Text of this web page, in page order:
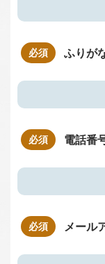
ふりが
電話番
メール